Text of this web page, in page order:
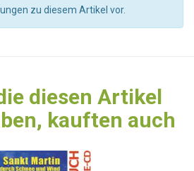
zu diesem Artikel vor.
diesen Artikel
kauften auch